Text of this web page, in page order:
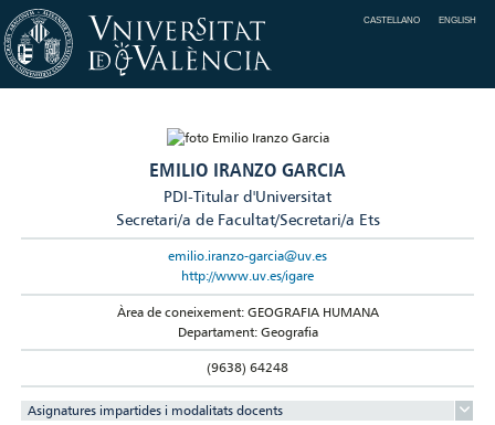
CASTELLANO ENGLISH
EMILIO IRANZO GARCIA
PDI-Titular d'Universitat
Secretari/a de Facultat/Secretari/a Ets
emilio.iranzo-garcia@uv.es
http://www.uv.es/igare
Àrea de coneixement: GEOGRAFIA HUMANA
Departament: Geografia
(9638) 64248
Asignatures impartides i modalitats docents